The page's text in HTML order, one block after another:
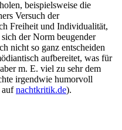
beispielsweise die
Versuch der
Freiheit und Individualität,
der Norm beugender
nicht so ganz entscheiden
aufbereitet, was für
m. E. viel zu sehr dem
irgendwie humorvoll
aufnachtkritik.de).